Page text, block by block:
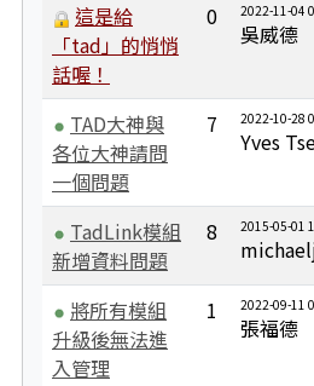
這是給
「tad」的悄悄
話喔！
0 2022-11-04
吳威德
TAD大神與
各位大神請問
一個問題
7 2022-10-28
Yves
TadLink模組
新增資料問題
8 2015-05-01
將所有模組
升級後無法進
入管理
1 2022-09-11
張福德